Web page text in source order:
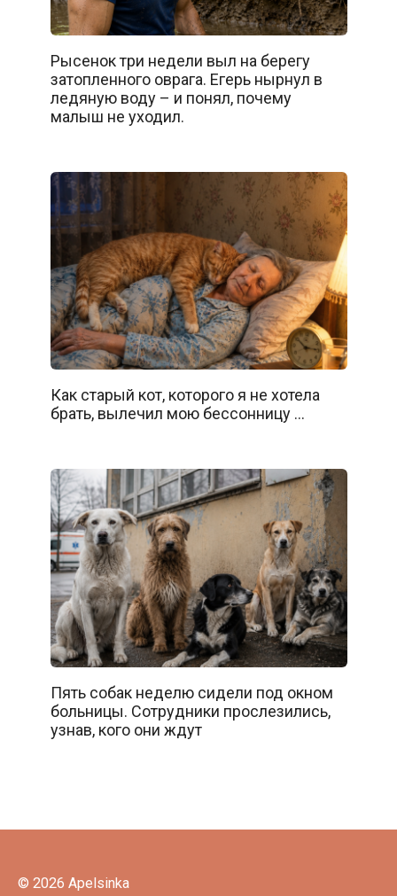
Рысенок три недели выл на берегу
затопленного оврага. Егерь нырнул в
ледяную воду – и понял, почему
малыш не уходил.
Как старый кот, которого я не хотела
брать, вылечил мою бессонницу …
Пять собак неделю сидели под окном
больницы. Сотрудники прослезились,
узнав, кого они ждут
© 2026 Apelsinka